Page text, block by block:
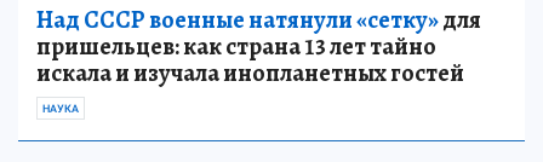
Над СССР военные натянули «сетку»для
пришельцев: как страна 13 лет тайно
искала и изучала инопланетных гостей
НАУКА